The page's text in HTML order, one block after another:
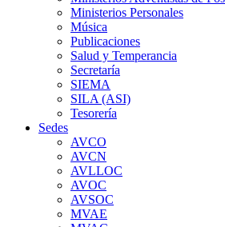
Ministerios Personales
Música
Publicaciones
Salud y Temperancia
Secretaría
SIEMA
SILA (ASI)
Tesorería
Sedes
AVCO
AVCN
AVLLOC
AVOC
AVSOC
MVAE